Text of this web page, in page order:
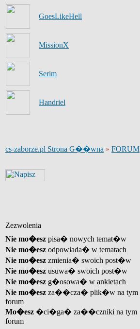
GoesLikeHell
MissionX
Serim
Handriel
cs-zaborze.pl Strona G��wna » FORUM
Zezwolenia
Nie mo�esz pisa� nowych temat�w
Nie mo�esz odpowiada� w tematach
Nie mo�esz zmienia� swoich post�w
Nie mo�esz usuwa� swoich post�w
Nie mo�esz g�osowa� w ankietach
Nie mo�esz za��cza� plik�w na tym
forum
Mo�esz �ci�ga� za��czniki na tym
forum